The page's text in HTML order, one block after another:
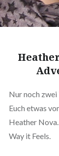
Nur noch zwei
Euch etwas
Heather
Way it Feels.